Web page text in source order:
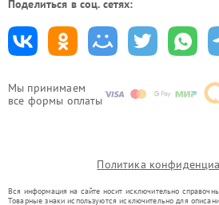
Мы принимаем
все формы оплаты
Поделиться в соц. сетях:
Политика
Вся информация на сайте носит исключительно
Товарные знаки используются исключительно для